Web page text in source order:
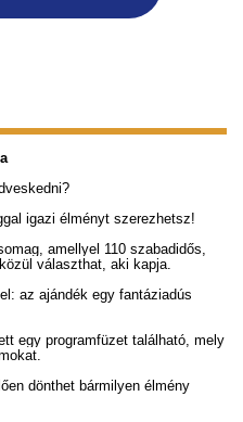
igazi élményt szerezhetsz!
amellyel 110 szabadidős,
választhat, aki kapja.
az ajándék egy fantáziadús
egy programfüzet található, mely
dönthet bármilyen élmény